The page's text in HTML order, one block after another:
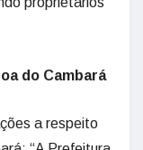
do Cambará
a respeito